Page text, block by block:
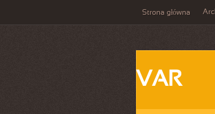
Strona główna
VAR